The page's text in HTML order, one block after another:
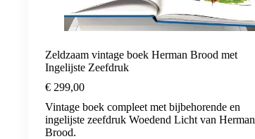
Zeldzaam vintage boek Herman Brood met
Ingelijste Zeefdruk
€ 299,00
Vintage boek compleet met bijbehorende en
ingelijste zeefdruk Woedend Licht van Herman
Brood.